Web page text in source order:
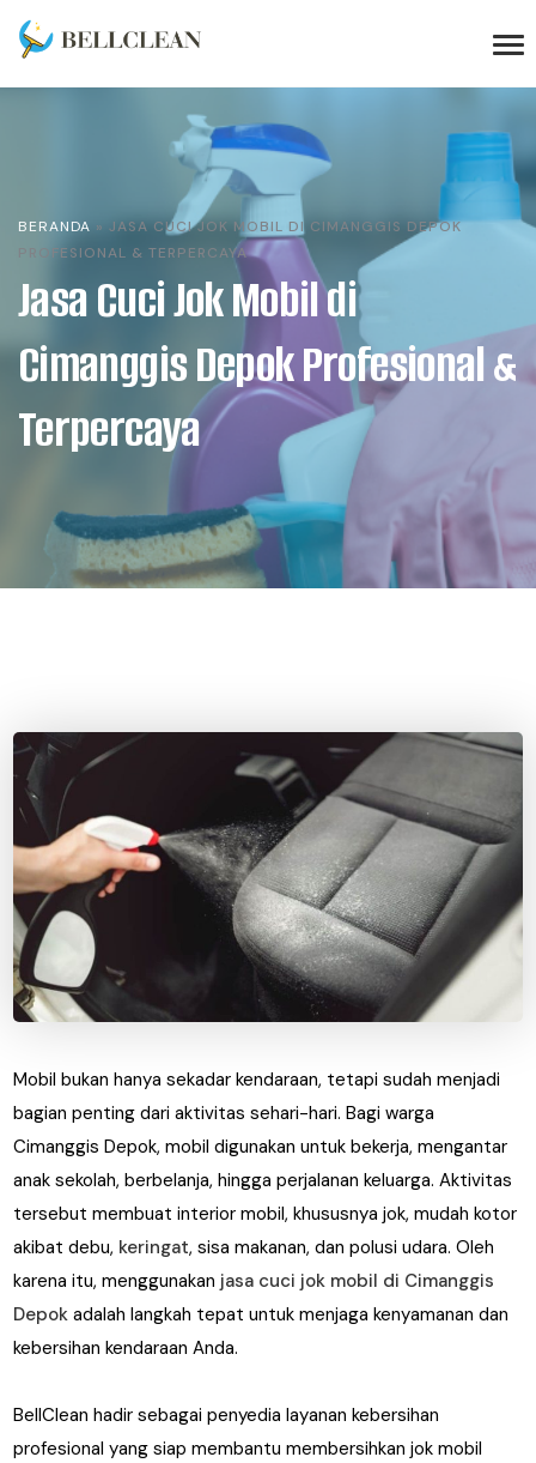
BERANDA » JASA CUCI JOK MOBIL DI CIMANGGIS DEPOK
PROFESIONAL & TERPERCAYA
Jasa Cuci Jok Mobil di
Cimanggis Depok Profesional &
Terpercaya
Mobil bukan hanya sekadar kendaraan, tetapi sudah menjadi
bagian penting dari aktivitas sehari-hari. Bagi warga
Cimanggis Depok, mobil digunakan untuk bekerja, mengantar
anak sekolah, berbelanja, hingga perjalanan keluarga. Aktivitas
tersebut membuat interior mobil, khususnya jok, mudah kotor
akibat debu, keringat, sisa makanan, dan polusi udara. Oleh
karena itu, menggunakan jasa cuci jok mobil di Cimanggis
Depok adalah langkah tepat untuk menjaga kenyamanan dan
kebersihan kendaraan Anda.
BellClean hadir sebagai penyedia layanan kebersihan
profesional yang siap membantu membersihkan jok mobil